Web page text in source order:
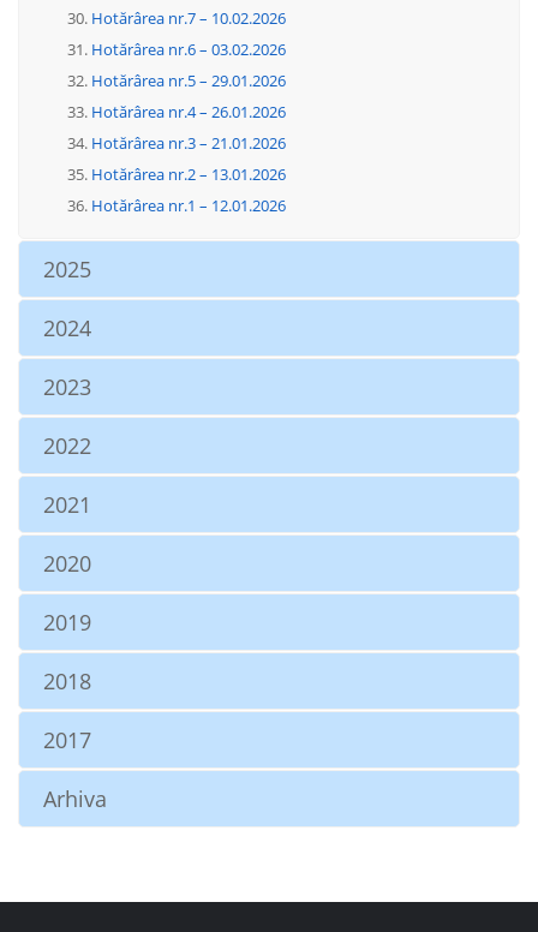
Hotărârea nr.7 – 10.02.2026
Hotărârea nr.6 – 03.02.2026
Hotărârea nr.5 – 29.01.2026
Hotărârea nr.4 – 26.01.2026
Hotărârea nr.3 – 21.01.2026
Hotărârea nr.2 – 13.01.2026
Hotărârea nr.1 – 12.01.2026
2025
2024
2023
2022
2021
2020
2019
2018
2017
Arhiva